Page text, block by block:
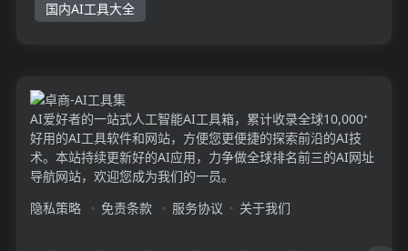
国内AI工具大全
AI爱好者的一站式人工智能AI工具箱，累计收录全球10,000⁺
好用的AI工具软件和网站，方便您更便捷的探索前沿的AI技
术。本站持续更新好的AI应用，力争做全球排名前三的AI网址
导航网站，欢迎您成为我们的一员。
隐私策略
免责条款 服务协议 关于我们